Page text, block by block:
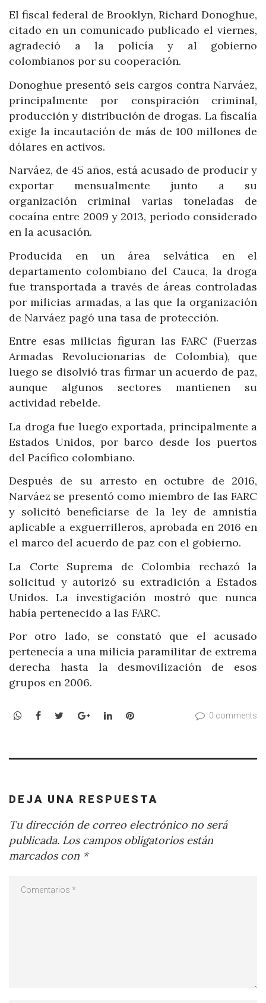
El fiscal federal de Brooklyn, Richard Donoghue,
citado en un comunicado publicado el viernes,
agradeció a la policía y al gobierno
colombianos por su cooperación.
Donoghue presentó seis cargos contra Narváez,
principalmente por conspiración criminal,
producción y distribución de drogas. La fiscalía
exige la incautación de más de 100 millones de
dólares en activos.
Narváez, de 45 años, está acusado de producir y
exportar mensualmente junto a su
organización criminal varias toneladas de
cocaína entre 2009 y 2013, período considerado
en la acusación.
Producida en un área selvática en el
departamento colombiano del Cauca, la droga
fue transportada a través de áreas controladas
por milicias armadas, a las que la organización
de Narváez pagó una tasa de protección.
Entre esas milicias figuran las FARC (Fuerzas
Armadas Revolucionarias de Colombia), que
luego se disolvió tras firmar un acuerdo de paz,
aunque algunos sectores mantienen su
actividad rebelde.
La droga fue luego exportada, principalmente a
Estados Unidos, por barco desde los puertos
del Pacífico colombiano.
Después de su arresto en octubre de 2016,
Narváez se presentó como miembro de las FARC
y solicitó beneficiarse de la ley de amnistía
aplicable a exguerrilleros, aprobada en 2016 en
el marco del acuerdo de paz con el gobierno.
La Corte Suprema de Colombia rechazó la
solicitud y autorizó su extradición a Estados
Unidos. La investigación mostró que nunca
había pertenecido a las FARC.
Por otro lado, se constató que el acusado
pertenecía a una milicia paramilitar de extrema
derecha hasta la desmovilización de esos
grupos en 2006.
WhatsApp
Facebook
TwitterGoogle+LinkedInPinterest 0 comments
DEJA UNA RESPUESTA
Tu dirección de correo electrónico no será
publicada. Los campos obligatorios están
marcados con *